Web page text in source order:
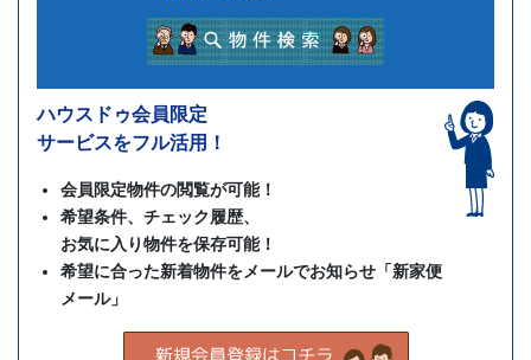
ハウスドゥ会員限定
サービスをフル活用！
会員限定物件の閲覧が可能！
希望条件、チェック履歴、
お気に入り物件を保存可能！
希望に合った新着物件をメールでお知らせ「新家便
メール」